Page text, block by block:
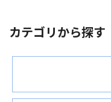
カテゴリから探す